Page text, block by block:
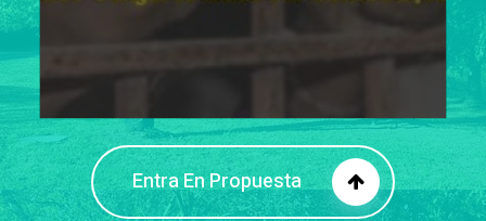
Entra En Propuesta